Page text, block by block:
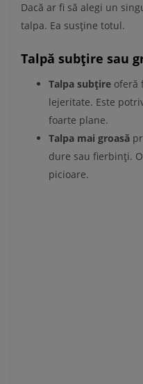
Dacă ar fi să alegi un
talpa. Ea susține totul.
Talpă subțire sau
Talpa subțire oferă
lejeritate. Este
foarte plane.
Talpa mai groasă
dure sau fierbinți.
picioare.